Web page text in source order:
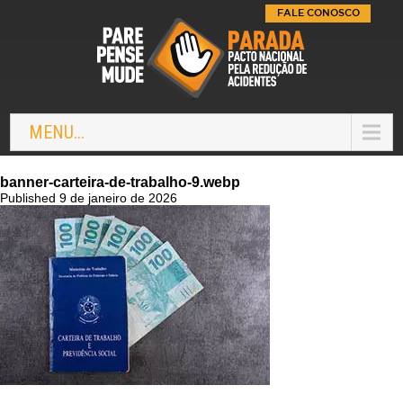
MENU...
FALE CONOSCO
banner-carteira-de-trabalho-9.webp
Published 9 de janeiro de 2026